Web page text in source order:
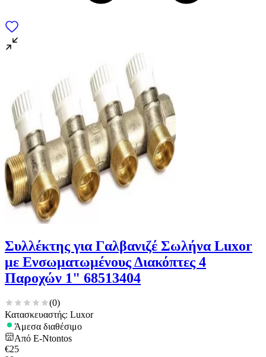
Συλλέκτης για Γαλβανιζέ Σωλήνα Luxor
με Ενσωματωμένους Διακόπτες 4
Παροχών 1" 68513404
(0)
Κατασκευαστής: Luxor
Άμεσα διαθέσιμο
Από E-Ntontos
€25